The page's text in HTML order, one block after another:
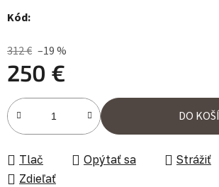
Kód:
312 € –19 %
250 €
Jednotková cena:
DO
Tlač Opýtať sa
Strážiť
Zdieľať